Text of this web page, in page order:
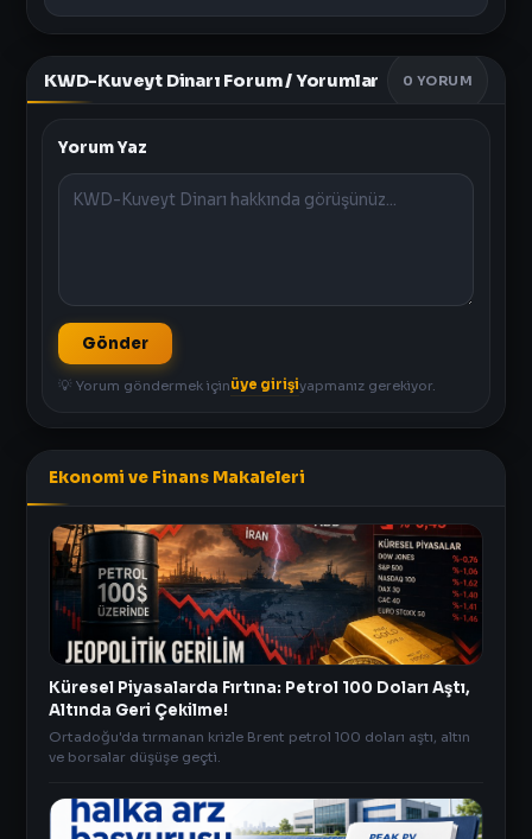
KWD-Kuveyt Dinarı Forum / Yorumlar 0 YORUM
Yorum Yaz
Gönder
💡 Yorum göndermek içinüye girişiyapmanız gerekiyor.
Ekonomi ve Finans Makaleleri
Küresel Piyasalarda Fırtına: Petrol 100 Doları Aştı,
Altında Geri Çekilme!
Ortadoğu'da tırmanan krizle Brent petrol 100 doları aştı, altın
ve borsalar düşüşe geçti.